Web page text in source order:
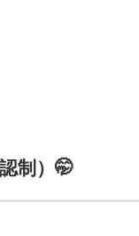
制）🤭